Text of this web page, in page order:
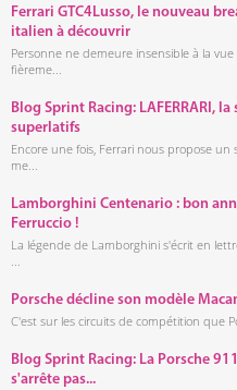
Ferrari GTC4Lusso, le nouveau
italien à découvrir
Personne ne demeure insensible à la
fièreme...
Blog Sprint Racing: LAFERRARI,
superlatifs
Encore une fois, Ferrari nous propose
me...
Lamborghini Centenario : bon
Ferruccio !
La légende de Lamborghini s'écrit en
Porsche décline son modèle
C'est sur les circuits de compétition que
Blog Sprint Racing: La Porsche
s'arrête pas...